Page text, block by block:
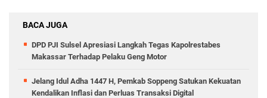
BACA JUGA
DPD PJI Sulsel Apresiasi Langkah Tegas Kapolrestabes
Makassar Terhadap Pelaku Geng Motor
Jelang Idul Adha 1447 H, Pemkab Soppeng Satukan Kekuatan
Kendalikan Inflasi dan Perluas Transaksi Digital